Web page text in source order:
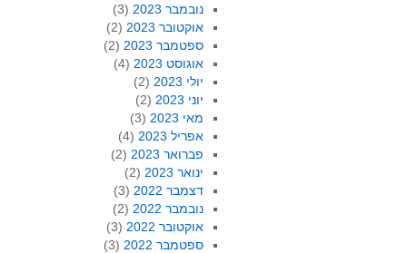
נובמבר 2023
(3)
אוקטובר 2023
(2)
ספטמבר 2023
(2)
אוגוסט 2023
(4)
יולי 2023
(2)
יוני 2023
(2)
מאי 2023
(3)
אפריל 2023
(4)
פברואר 2023
(2)
ינואר 2023
(2)
דצמבר 2022
(3)
נובמבר 2022
(2)
אוקטובר 2022
(3)
ספטמבר 2022
(3)